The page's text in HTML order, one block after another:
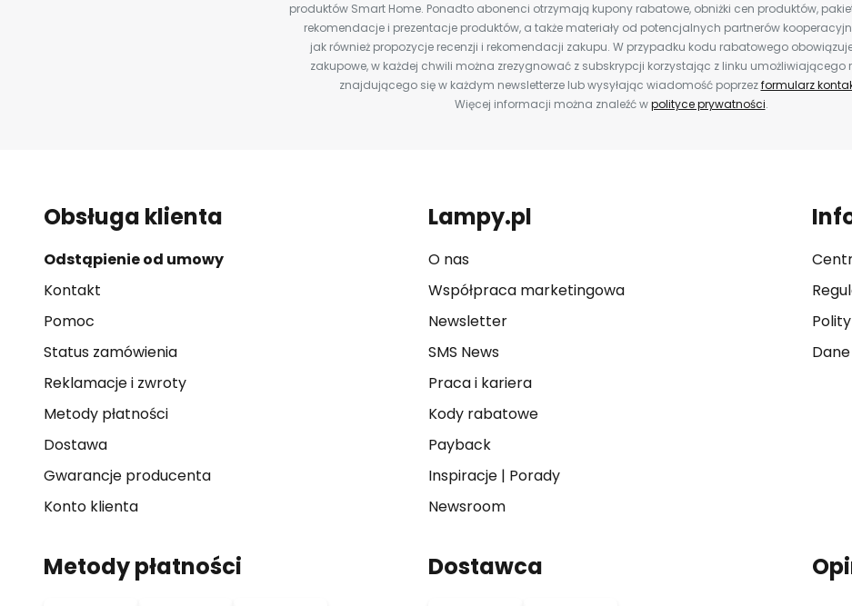
produktów Smart Home. Ponadto abonenci otrzymają kupony rabatowe, obniżki cen produktów,
rekomendacje i prezentacje produktów, a także materiały od potencjalnych partnerów
jak również propozycje recenzji i rekomendacji zakupu. W przypadku kodu rabatowego
zakupowe, w każdej chwili można zrezygnować z subskrypcji korzystając z linku umożliwiającego
znajdującego się w każdym newsletterze lub wysyłając wiadomość poprzezformularz
Więcej informacji można znaleźć wpolityce prywatności.
Obsługa klienta
Odstąpienie od umowy
Kontakt
Pomoc
Status zamówienia
Reklamacje i zwroty
Metody płatności
Dostawa
Gwarancje producenta
Konto klienta
Lampy.pl
O nas
Współpraca marketingowa
Newsletter
SMS News
Praca i kariera
Kody rabatowe
Payback
Inspiracje| Porady
Newsroom
Metody płatności Dostawca